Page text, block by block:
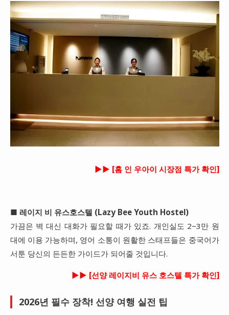
►► [홈 인 우아이 시장점 특가 확인]
■ 레이지 비 유스호스텔 (Lazy Bee Youth Hostel)
가끔은 벽 대신 대화가 필요할 때가 있죠. 개인실도 2~3만 원
대에 이용 가능하며, 영어 소통이 원활한 스태프들은 중국어가
서툰 당신의 든든한 가이드가 되어줄 것입니다.
►► [선양 레이지비 유스 호스텔 특가 확인]
2026년 필수 장착! 선양 여행 실전 팁